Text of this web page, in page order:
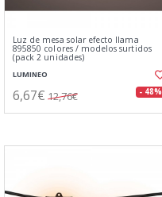
Luz de mesa solar efecto llama
895850 colores / modelos surtidos
(pack 2 unidades)
LUMINEO
6,67€ 12,76€ - 48%